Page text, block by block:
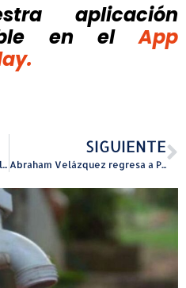
aplicación
en el
App
El alcalde Willie Alicea invita a la Feria de Pasaportes en Aibonito
SIGUIENTE
Abraham Velázquez regresa a Puerto Rico con su concierto “Íntimo”